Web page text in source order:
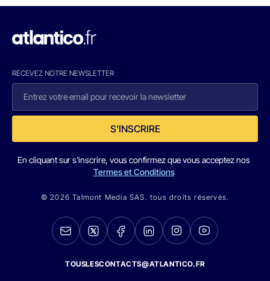
RECEVEZ NOTRE NEWSLETTER
S'INSCRIRE
En cliquant sur s'inscrire, vous confirmez que vous acceptez nos
Termes et Conditions
© 2026 Talmont Media SAS. tous droits réservés.
TOUSLESCONTACTS@ATLANTICO.FR